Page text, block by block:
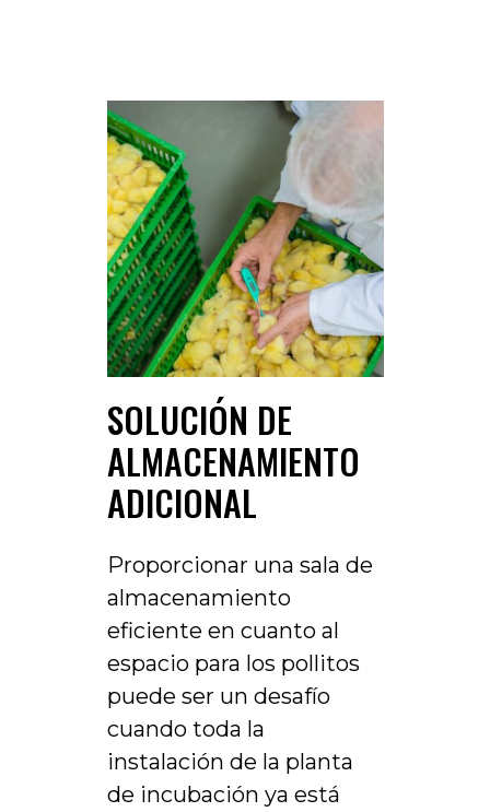
SOLUCIÓN DE
ALMACENAMIENTO
ADICIONAL
Proporcionar una sala de
almacenamiento
eficiente en cuanto al
espacio para los pollitos
puede ser un desafío
cuando toda la
instalación de la planta
de incubación ya está